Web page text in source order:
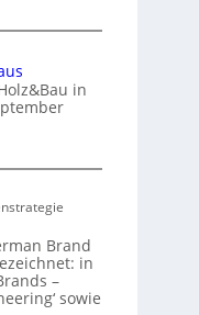
in
Brand
in
–
sowie